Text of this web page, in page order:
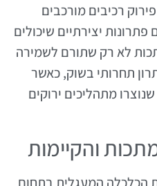
פירוק רכיבים מורכבים
יצירתיים שיכולים
לא רק שתורם לשמירה
תחרותי בשוק, כאשר
מתהליכים ירוקים
והקיימות